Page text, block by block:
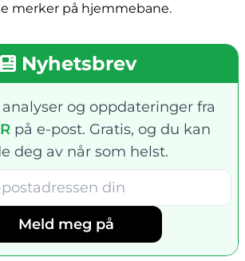
merker på hjemmebane.
Nyhetsbrev
og oppdateringer fra
på e-post. Gratis, og du kan
deg av når som helst.
Meld meg på